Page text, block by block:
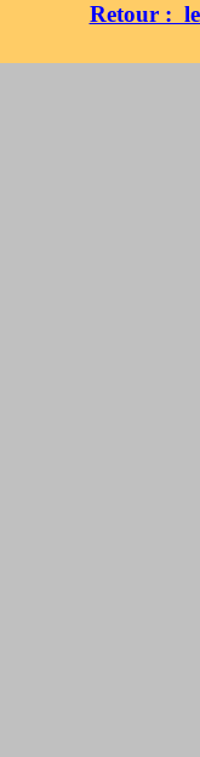
Retour :